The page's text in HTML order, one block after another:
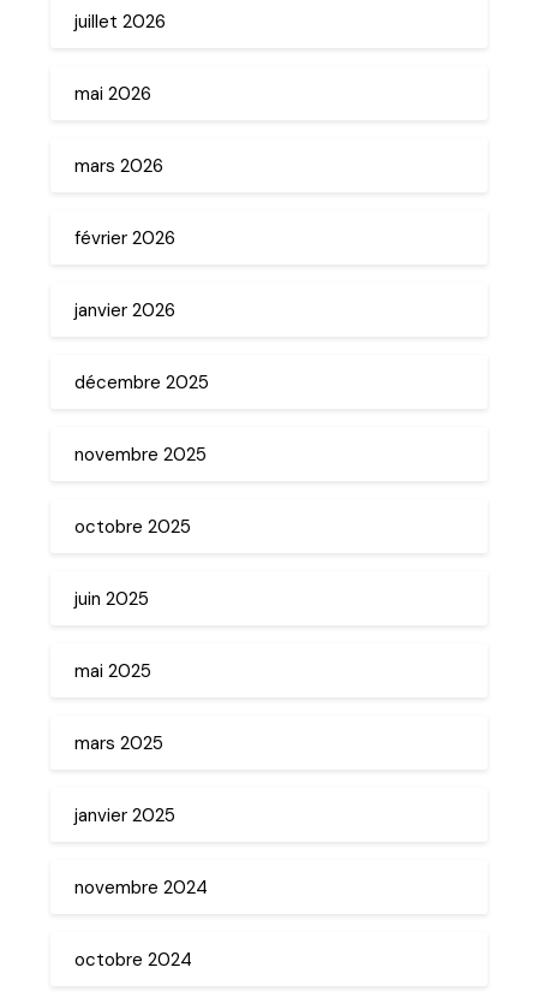
juillet 2026
mai 2026
mars 2026
février 2026
janvier 2026
décembre 2025
novembre 2025
octobre 2025
juin 2025
mai 2025
mars 2025
janvier 2025
novembre 2024
octobre 2024